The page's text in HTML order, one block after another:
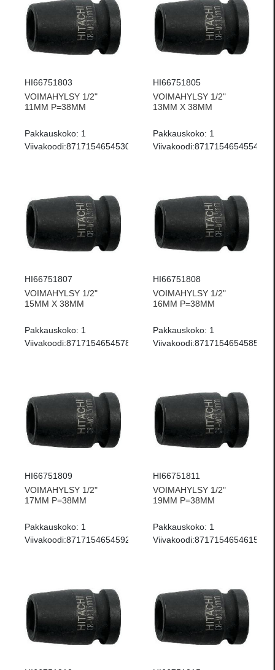
HI66751803
VOIMAHYLSY 1/2"
11MM P=38MM
Pakkauskoko: 1
Viivakoodi:8717154654530
HI66751805
VOIMAHYLSY 1/2"
13MM X 38MM
Pakkauskoko: 1
Viivakoodi:8717154654554
HI66751807
VOIMAHYLSY 1/2"
15MM X 38MM
Pakkauskoko: 1
Viivakoodi:8717154654578
HI66751808
VOIMAHYLSY 1/2"
16MM P=38MM
Pakkauskoko: 1
Viivakoodi:8717154654585
HI66751809
VOIMAHYLSY 1/2"
17MM P=38MM
Pakkauskoko: 1
Viivakoodi:8717154654592
HI66751811
VOIMAHYLSY 1/2"
19MM P=38MM
Pakkauskoko: 1
Viivakoodi:8717154654615